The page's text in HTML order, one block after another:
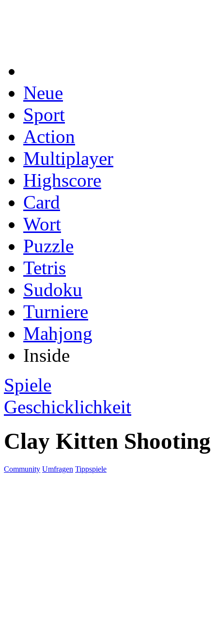
Neue
Sport
Action
Multiplayer
Highscore
Card
Wort
Puzzle
Tetris
Sudoku
Turniere
Mahjong
Inside
Spiele
Geschicklichkeit
Clay Kitten Shooting
Community Umfragen Tippspiele